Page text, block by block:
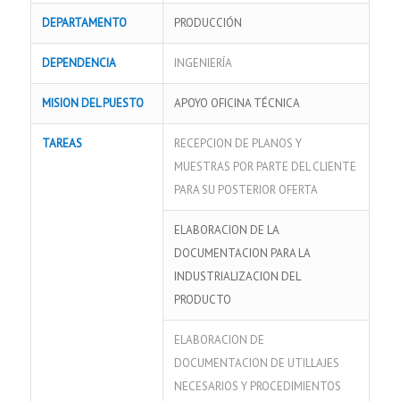
DEPARTAMENTO PRODUCCIÓN
DEPENDENCIA INGENIERÍA
MISION DEL PUESTO APOYO OFICINA TÉCNICA
TAREAS
RECEPCION DE PLANOS Y
MUESTRAS POR PARTE DEL CLIENTE
PARA SU POSTERIOR OFERTA
ELABORACION DE LA
DOCUMENTACION PARA LA
INDUSTRIALIZACION DEL
PRODUCTO
ELABORACION DE
DOCUMENTACION DE UTILLAJES
NECESARIOS Y PROCEDIMIENTOS